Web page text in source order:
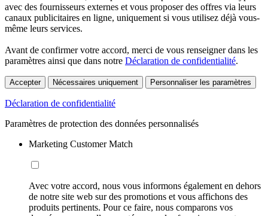
avec des fournisseurs externes et vous proposer des offres via leurs
canaux publicitaires en ligne, uniquement si vous utilisez déjà vous-
même leurs services.
Avant de confirmer votre accord, merci de vous renseigner dans les
paramètres ainsi que dans notre Déclaration de confidentialité.
Accepter Nécessaires uniquement Personnaliser les paramètres
Déclaration de confidentialité
Paramètres de protection des données personnalisés
Marketing Customer Match
Avec votre accord, nous vous informons également en dehors
de notre site web sur des promotions et vous affichons des
produits pertinents. Pour ce faire, nous comparons vos